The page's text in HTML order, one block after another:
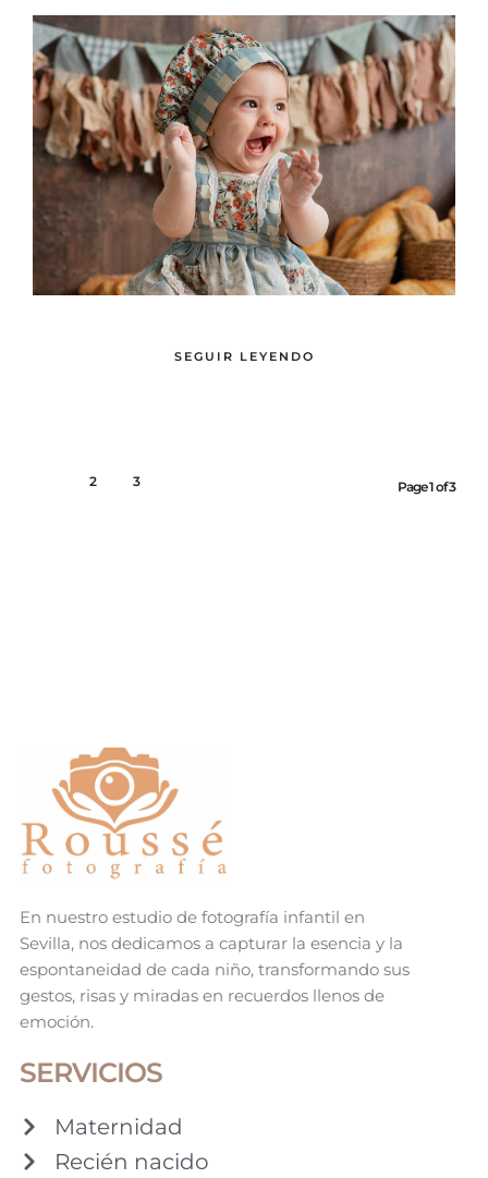
SEGUIR LEYENDO
2 3 Page 1 of 3
En nuestro estudio de fotografía infantil en
Sevilla, nos dedicamos a capturar la esencia y la
espontaneidad de cada niño, transformando sus
gestos, risas y miradas en recuerdos llenos de
emoción.
SERVICIOS
Maternidad
Recién nacido